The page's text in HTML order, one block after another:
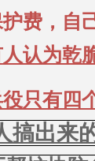
费，自
认为乾
只有四
搞出来